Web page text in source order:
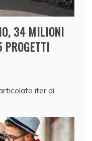
34 MILIONI
iter di